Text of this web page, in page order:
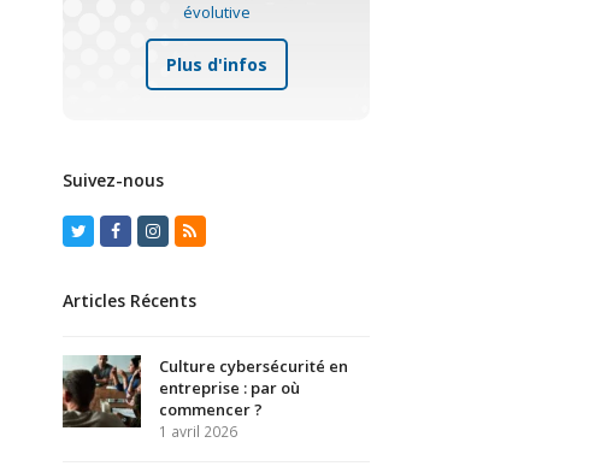
évolutive
Plus d'infos
Suivez-nous
TwitterFacebook
Instagram
RSS
Articles Récents
Culture cybersécurité en
entreprise : par où
commencer ?
1 avril 2026